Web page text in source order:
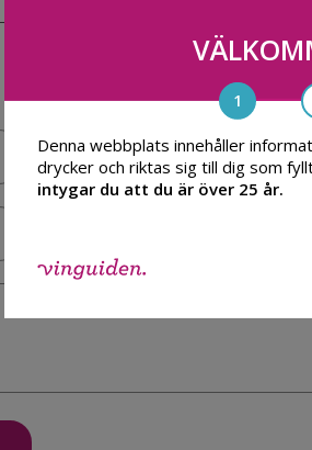
Denna webbplats innehåller
drycker och riktas sig till dig som
intygar du att du är över 25 år.